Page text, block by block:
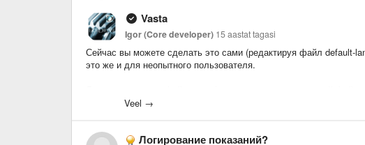
Vasta
Igor (Core developer) 15 aastat tagasi
Сейчас вы можете сделать это сами (редактируя файл default-
это же и для неопытного пользователя.
делать).Veel →
Логирование показаний?